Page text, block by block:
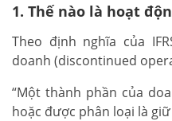
1. Thế nào là hoạt
Theo định nghĩa của
doanh (discontinued
“Một thành phần của
hoặc được phân loại là